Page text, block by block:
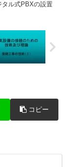
タル式PBXの設置
コピー